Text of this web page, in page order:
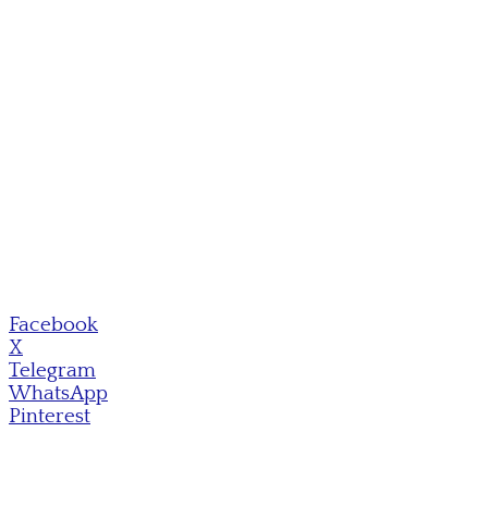
Facebook
X
Telegram
WhatsApp
Pinterest